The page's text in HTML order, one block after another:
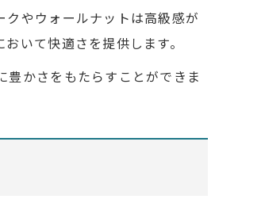
やウォールナットは高級感が
いて快適さを提供します。
かさをもたらすことができま